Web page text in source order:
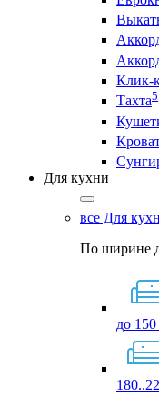
Клик-
Тахта5
Для кухни
все Для
По ширине
до